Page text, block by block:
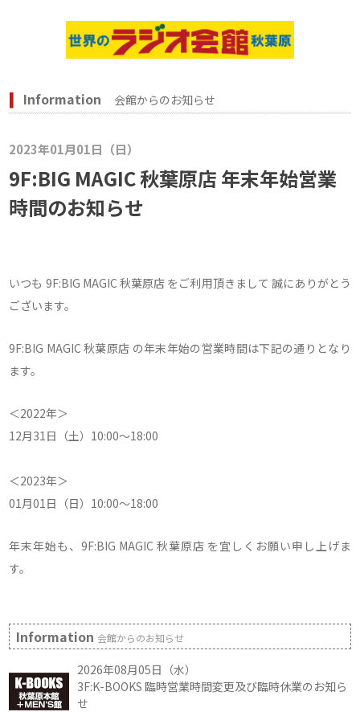
Information 会館からのお知らせ
2023年01月01日（日）
9F:BIG MAGIC 秋葉原店 年末年始営業
時間のお知らせ
いつも 9F:BIG MAGIC 秋葉原店 をご利用頂きまして 誠にありがとう
ございます。
9F:BIG MAGIC 秋葉原店 の年末年始の営業時間は下記の通りとなり
ます。
＜2022年＞
12月31日（土）10:00～18:00
＜2023年＞
01月01日（日）10:00～18:00
年末年始も、9F:BIG MAGIC 秋葉原店 を宜しくお願い申し上げま
す。
Information会館からのお知らせ
2026年08月05日（水）
3F:K-BOOKS 臨時営業時間変更及び臨時休業のお知ら
せ